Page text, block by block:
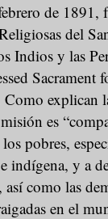
de
del
Indios y las
Sacrament
explican
es
pobres,
indígena, y a
así como las
en el